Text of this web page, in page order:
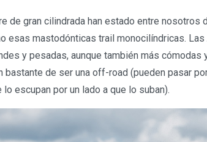
de gran cilindrada han estado entre nosotros
esas mastodónticas trail monocilíndricas.
y pesadas, aunque también más
bastante de ser una off-road (pueden pasar
lo escupan por un lado a que lo suban).